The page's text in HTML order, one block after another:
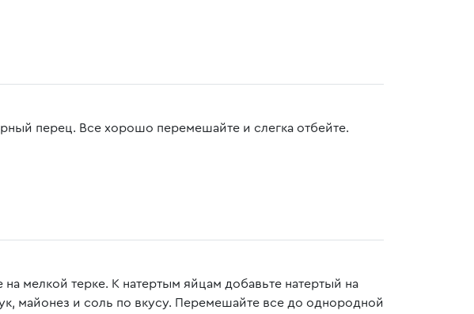
перец. Все хорошо перемешайте и слегка отбейте.
мелкой терке. К натертым яйцам добавьте натертый на
майонез и соль по вкусу. Перемешайте все до однородной